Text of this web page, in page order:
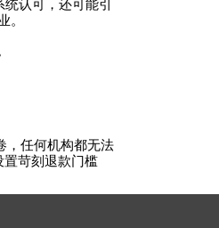
认可，还可能引
。
，任何机构都无法
置苛刻退款门槛